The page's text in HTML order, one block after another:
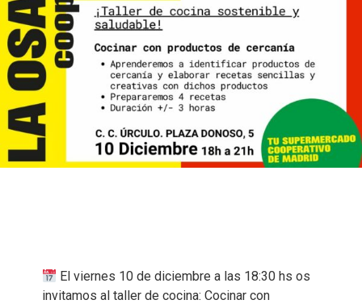
El viernes 10 de diciembre a las 18:30 hs os
invitamos al taller de cocina: Cocinar con